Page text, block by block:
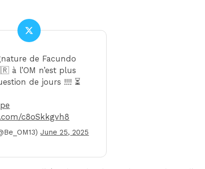
de Facundo
à l’OM n’est plus
de jours !!!! ⏳
c8oSkkgvh8
June 25, 2025